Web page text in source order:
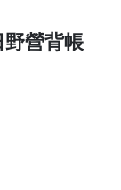
營背帳